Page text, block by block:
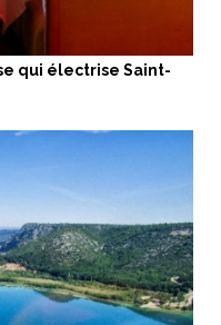
qui électrise Saint-